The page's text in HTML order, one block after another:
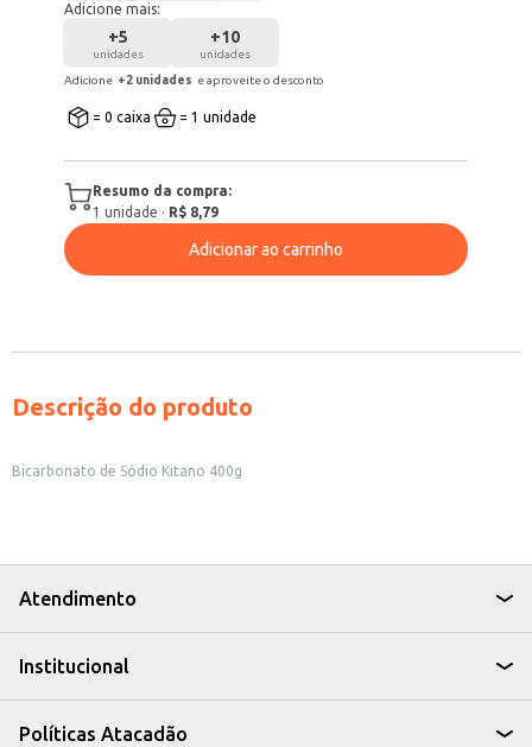
Adicione mais:
+5
unidades
+10
unidades
Adicione +2 unidades e aproveite o desconto
= 0 caixa = 1 unidade
Resumo da compra:
1 unidade · R$ 8,79
Adicionar ao carrinho
Descrição do produto
Bicarbonato de Sódio Kitano 400g
Atendimento
Institucional
Políticas Atacadão